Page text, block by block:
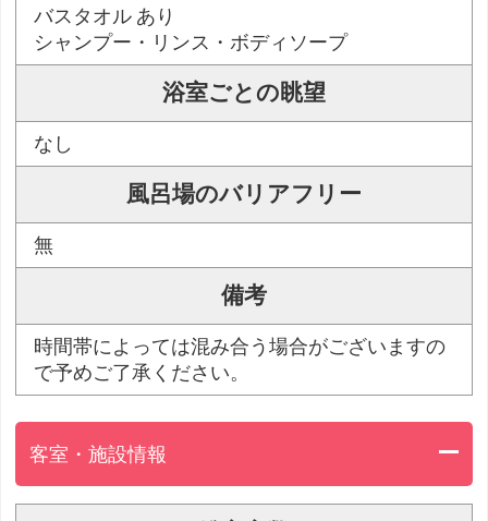
バスタオル あり
シャンプー・リンス・ボディソープ
浴室ごとの眺望
なし
風呂場のバリアフリー
無
備考
時間帯によっては混み合う場合がございますの
で予めご了承ください。
客室・施設情報